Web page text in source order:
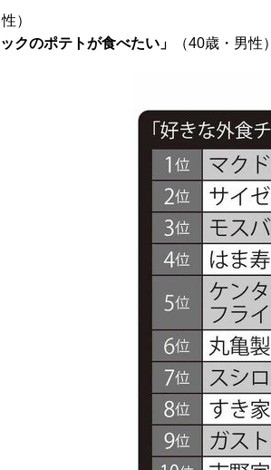
）
クのポテトが食べたい」
（40歳・男性）